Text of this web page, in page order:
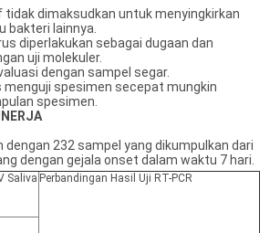
dimaksudkan untuk menyingkirkan
bakteri lainnya.
diperlakukan sebagai dugaan dan
uji molekuler.
dengan sampel segar.
menguji spesimen secepat mungkin
spesimen.
dengan 232 sampel yang dikumpulkan dari
dengan gejala onset dalam waktu 7 hari.
Saliva Perbandingan Hasil Uji RT-PCR